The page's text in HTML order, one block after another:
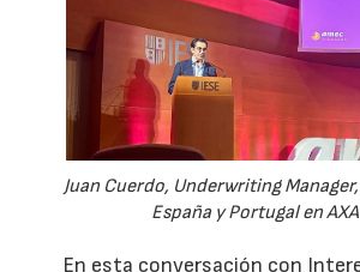
Juan Cuerdo, Underwriting
España y Portugal en AXA
En esta conversación con